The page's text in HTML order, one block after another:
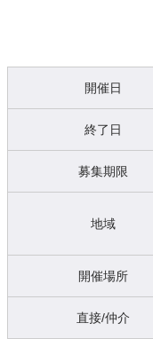
開催日
終了日
募集期限
地域
開催場所
直接/仲介